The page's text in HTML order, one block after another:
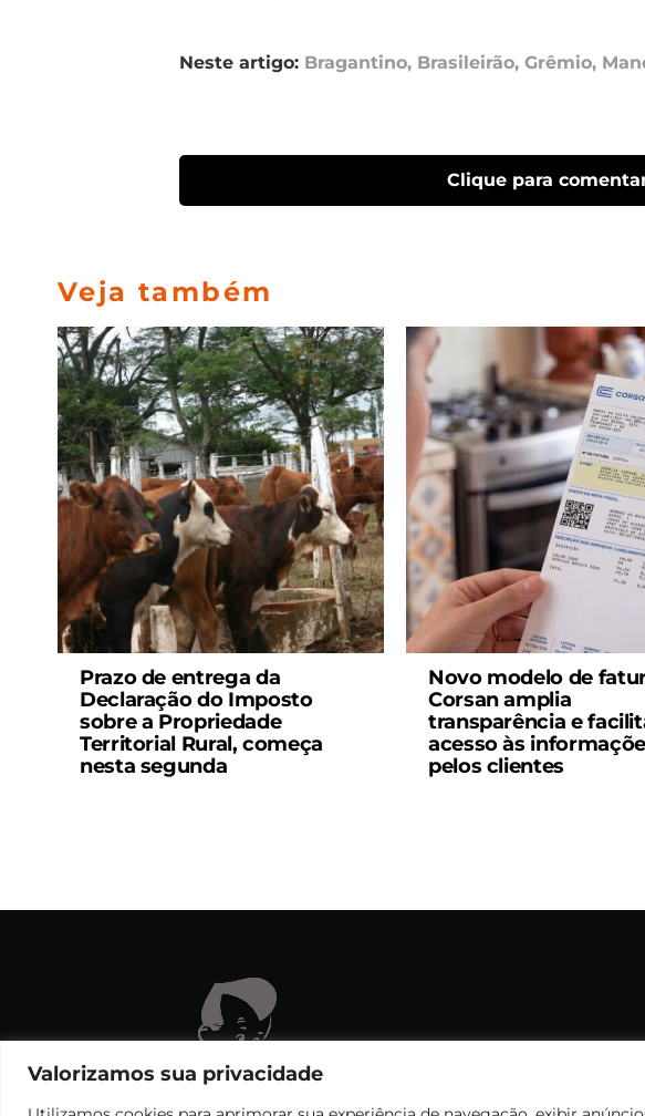
Valorizamos sua privacidade
Neste artigo: Bragantino, Brasileirão, Grêmio,
Clique para
Veja também
Prazo de entrega da
Declaração do Imposto
sobre a Propriedade
Territorial Rural, começa
nesta segunda
Novo modelo de
Corsan amplia
transparência e
acesso às
pelos clientes